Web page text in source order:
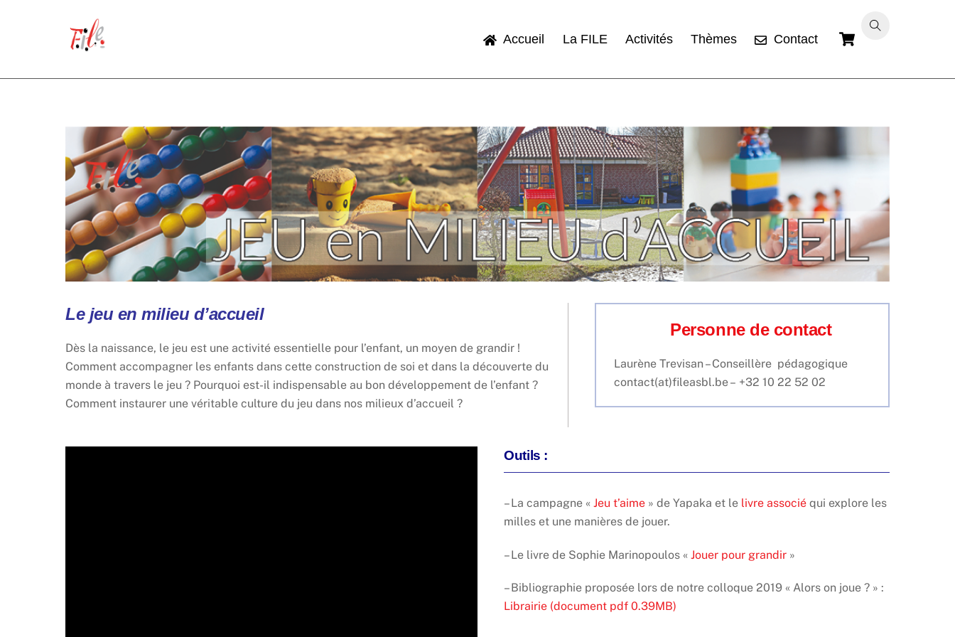
Cart
Accueil La FILE Activités Thèmes Contact
Le jeu en milieu d’accueil
Dès la naissance, le jeu est une activité essentielle pour l’enfant, un moyen de grandir !
Comment accompagner les enfants dans cette construction de soi et dans la découverte du
monde à travers le jeu ? Pourquoi est-il indispensable au bon développement de l’enfant ?
Comment instaurer une véritable culture du jeu dans nos milieux d’accueil ?
Personne de contact
Laurène Trevisan – Conseillère pédagogique
contact(at)fileasbl.be – +32 10 22 52 02
Outils :
– La campagne «Jeu t’aime » de Yapaka et le livre associé qui explore les
milles et une manières de jouer.
– Le livre de Sophie Marinopoulos «Jouer pour grandir »
– Bibliographie proposée lors de notre colloque 2019 « Alors on joue ? » :
Librairie (document pdf 0.39MB)